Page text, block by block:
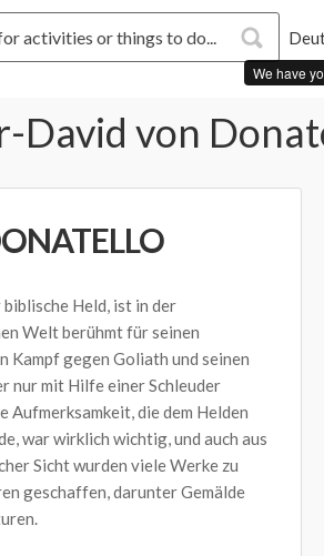
We have
David von
biblische Held, ist in der
Welt berühmt für seinen
Kampf gegen Goliath und seinen
nur mit Hilfe einer Schleuder
Aufmerksamkeit, die dem Helden
war wirklich wichtig, und auch aus
Sicht wurden viele Werke zu
geschaffen, darunter Gemälde